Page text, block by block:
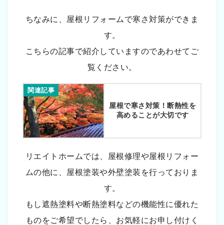
ちなみに、屋根リフォームで寒さ対策ができま
す。
こちらの記事で紹介していますのであわせてご
覧ください。
関連記事
屋根で寒さ対策！断熱性を
高めることが大切です
リエイトホームでは、屋根修理や屋根リフォー
ムの他に、屋根塗装や外壁塗装を行っておりま
す。
もし遮熱塗料や断熱塗料などの機能性に優れた
ものをご希望でしたら、お気軽にお申し付けく